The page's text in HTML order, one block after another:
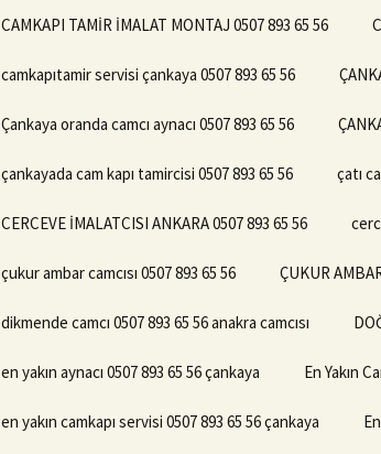
CAMKAPI TAMİR İMALAT MONTAJ 0507 893 65 56
camkapıtamir servisi çankaya 0507 893 65 56
Çankaya oranda camcı aynacı 0507 893 65 56
çankayada cam kapı tamircisi 0507 893 65 56 çatı
CERCEVE İMALATCISI ANKARA 0507 893 65 56
çukur ambar camcısı 0507 893 65 56 ÇUKUR
dikmende camcı 0507 893 65 56 anakra camcısı
en yakın aynacı 0507 893 65 56 çankaya En Yakın
en yakın camkapı servisi 0507 893 65 56 çankaya